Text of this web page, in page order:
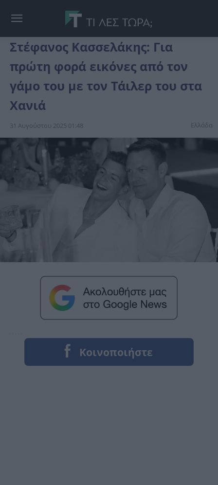
Στέφανος Κασσελάκης: Για
πρώτη φορά εικόνες από τον
γάμο του με τον Τάιλερ του στα
Χανιά
31 Αυγούστου 2025 01:48 Ελλάδα